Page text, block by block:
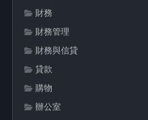
財務
財務管理
財務與信貸
貸款
購物
辦公室